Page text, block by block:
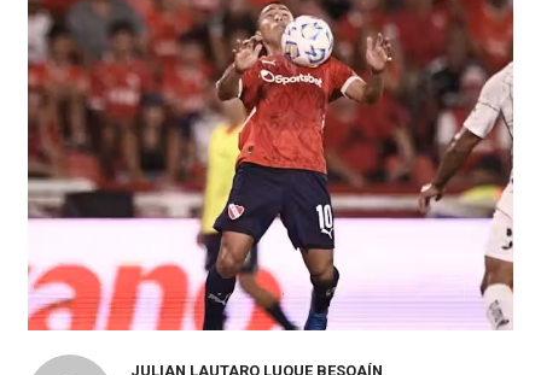
JULIAN LAUTARO LUQUE BESOAÍN